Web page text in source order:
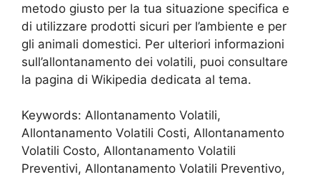
metodo giusto per la tua situazione specifica e
di utilizzare prodotti sicuri per l’ambiente e per
gli animali domestici. Per ulteriori informazioni
sull’allontanamento dei volatili, puoi consultare
la pagina di Wikipedia dedicata al tema.
Keywords: Allontanamento Volatili,
Allontanamento Volatili Costi, Allontanamento
Volatili Costo, Allontanamento Volatili
Preventivi, Allontanamento Volatili Preventivo,